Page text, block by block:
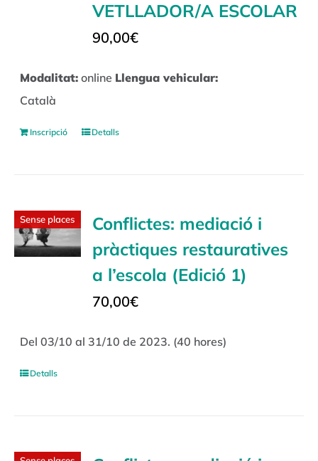
VETLLADOR/A ESCOLAR
90,00€
Modalitat: online Llengua vehicular:
Català
Inscripció Detalls
Sense places
Conflictes: mediació i
pràctiques restauratives
a l’escola (Edició 1)
70,00€
Del 03/10 al 31/10 de 2023. (40 hores)
Detalls